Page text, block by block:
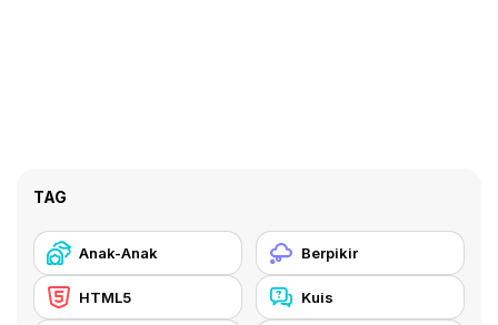
TAG
Anak-Anak Berpikir
HTML5 Kuis